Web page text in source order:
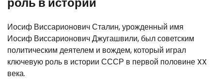
Иосиф Виссарионович Сталин, урожденный имя
Иосиф Виссарионович Джугашвили, был советским
политическим деятелем и вождем, который играл
ключевую роль в истории СССР в первой половине XX
века.